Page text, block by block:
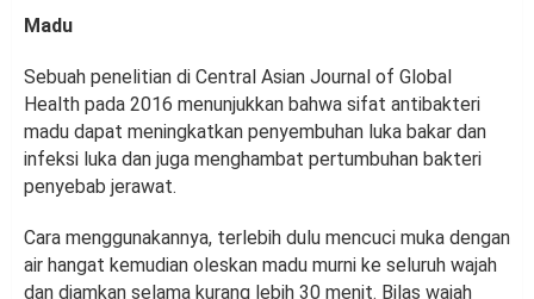
Madu
Sebuah penelitian di Central Asian Journal of Global
Health pada 2016 menunjukkan bahwa sifat antibakteri
madu dapat meningkatkan penyembuhan luka bakar dan
infeksi luka dan juga menghambat pertumbuhan bakteri
penyebab jerawat.
Cara menggunakannya, terlebih dulu mencuci muka dengan
air hangat kemudian oleskan madu murni ke seluruh wajah
dan diamkan selama kurang lebih 30 menit. Bilas wajah